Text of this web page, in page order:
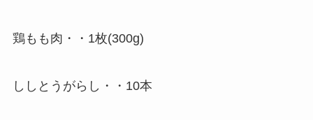
鶏もも肉・・1枚(300g)
ししとうがらし・・10本